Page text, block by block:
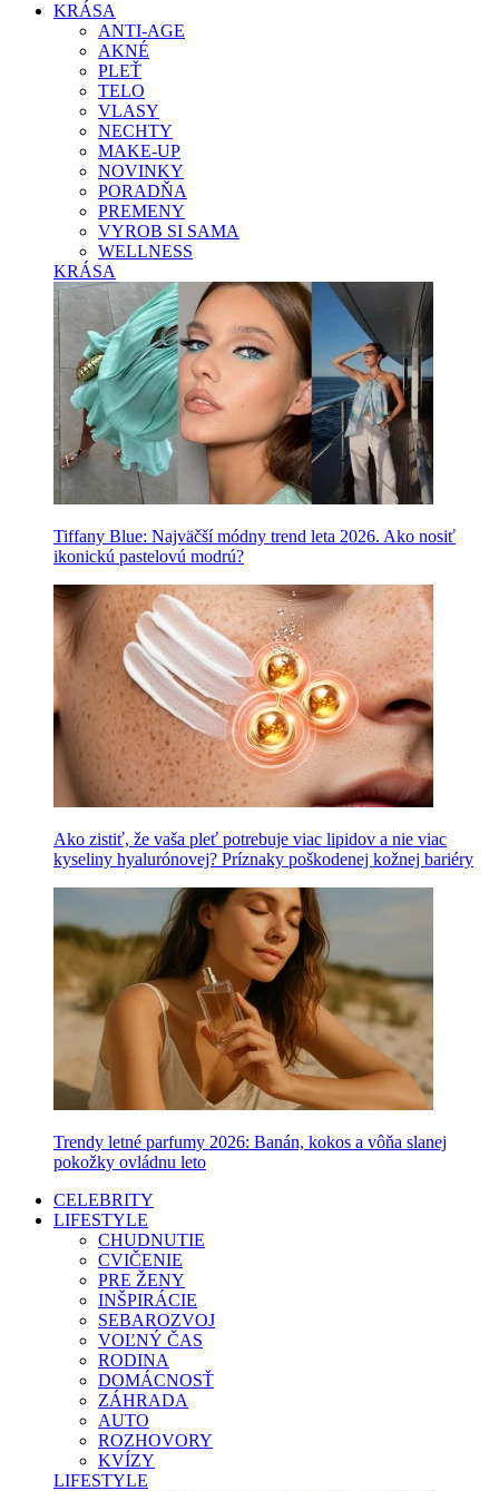
KRÁSA
ANTI-AGE
AKNÉ
PLEŤ
TELO
VLASY
NECHTY
MAKE-UP
NOVINKY
PORADŇA
PREMENY
VYROB SI SAMA
WELLNESS
KRÁSA
Tiffany Blue: Najväčší módny trend leta 2026. Ako nosiť
ikonickú pastelovú modrú?
Ako zistiť, že vaša pleť potrebuje viac lipidov a nie viac
kyseliny hyalurónovej? Príznaky poškodenej kožnej bariéry
Trendy letné parfumy 2026: Banán, kokos a vôňa slanej
pokožky ovládnu leto
CELEBRITY
LIFESTYLE
CHUDNUTIE
CVIČENIE
PRE ŽENY
INŠPIRÁCIE
SEBAROZVOJ
VOĽNÝ ČAS
RODINA
DOMÁCNOSŤ
ZÁHRADA
AUTO
ROZHOVORY
KVÍZY
LIFESTYLE